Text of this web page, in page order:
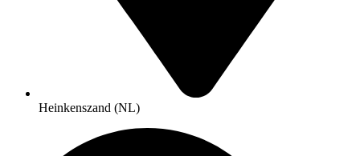
Heinkenszand (NL)